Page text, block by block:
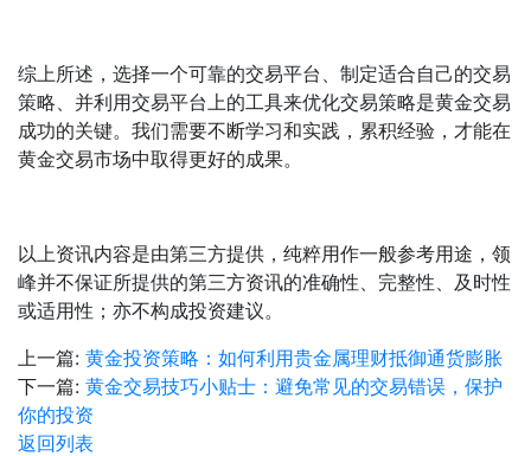
综上所述，选择一个可靠的交易平台、制定适合自己的交易
策略、并利用交易平台上的工具来优化交易策略是黄金交易
成功的关键。我们需要不断学习和实践，累积经验，才能在
黄金交易市场中取得更好的成果。
以上资讯内容是由第三方提供，纯粹用作一般参考用途，领
峰并不保证所提供的第三方资讯的准确性、完整性、及时性
或适用性；亦不构成投资建议。
上一篇: 黄金投资策略：如何利用贵金属理财抵御通货膨胀
下一篇: 黄金交易技巧小贴士：避免常见的交易错误，保护
你的投资
返回列表